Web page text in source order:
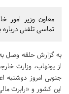
معاون وزیر امور
تماسی تلفنی درباره
به گزارش حلقه وصل
از یونهاپ، وزارت
جنوبی امروز دوشنبه
این کشور و «رابرت